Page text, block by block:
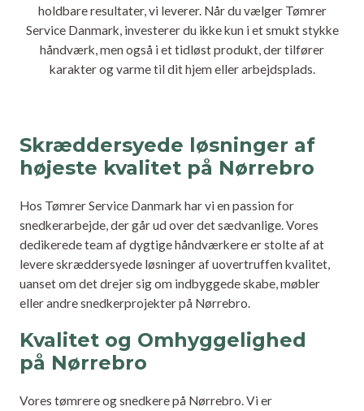
holdbare resultater, vi leverer. Når du vælger Tømrer
Service Danmark, investerer du ikke kun i et smukt stykke
håndværk, men også i et tidløst produkt, der tilfører
karakter og varme til dit hjem eller arbejdsplads.
Skræddersyede løsninger af
højeste kvalitet på Nørrebro
Hos Tømrer Service Danmark har vi en passion for
snedkerarbejde, der går ud over det sædvanlige. Vores
dedikerede team af dygtige håndværkere er stolte af at
levere skræddersyede løsninger af uovertruffen kvalitet,
uanset om det drejer sig om indbyggede skabe, møbler
eller andre snedkerprojekter på Nørrebro.
Kvalitet og Omhyggelighed
på Nørrebro
Vores tømrere og snedkere på Nørrebro. Vi er